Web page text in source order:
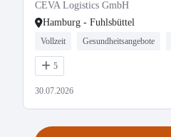
CEVA Logistics GmbH
Hamburg - Fuhlsbüttel
Vollzeit Gesundheitsangebote
5
30.07.2026